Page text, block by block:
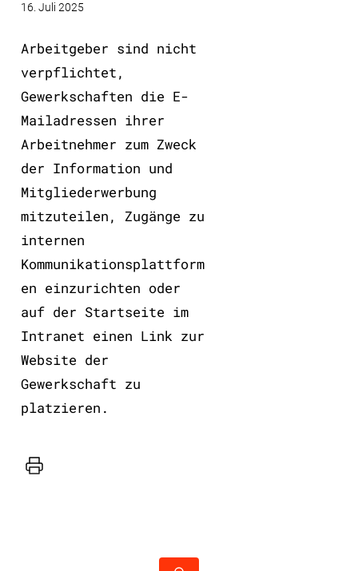
16. Juli 2025
Arbeitgeber sind nicht
verpflichtet,
Gewerkschaften die E-
Mailadressen ihrer
Arbeitnehmer zum Zweck
der Information und
Mitgliederwerbung
mitzuteilen, Zugänge zu
internen
Kommunikationsplattform
en einzurichten oder
auf der Startseite im
Intranet einen Link zur
Website der
Gewerkschaft zu
platzieren.
Drucker